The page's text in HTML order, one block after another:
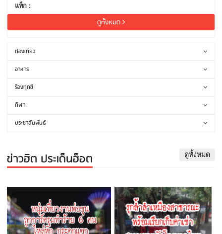
แท็ก :
ดูทั้งหมด
ท่องเที่ยว
อาหาร
ร้องทุกข์
กีฬา
ประชาสัมพันธ์
ข่าวฮิต ประเด็นฮ็อต ดูทั้งหมด